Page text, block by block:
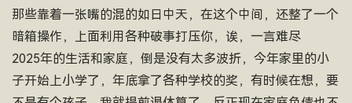
那些靠着一张嘴的混的如日中天，在这个中间，还整了一个
暗箱操作，上面利用各种破事打压你，诶，一言难尽
2025年的生活和家庭，倒是没有太多波折，今年家里的小
子开始上小学了，年底拿了各种学校的奖，有时候在想，要